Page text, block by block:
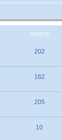
SUJETS
202
162
205
10